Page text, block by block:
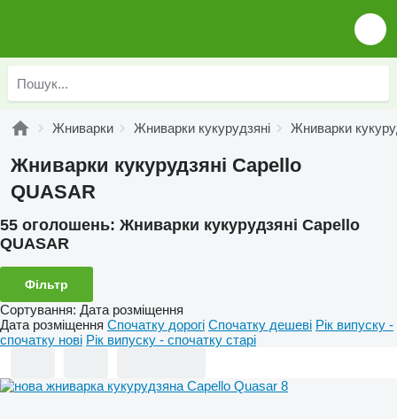
Жниварки Жниварки кукурудзяні Жниварки
Жниварки кукурудзяні Capello
QUASAR
55 оголошень: Жниварки кукурудзяні Capello
QUASAR
Фільтр
Сортування: Дата розміщення
Дата розміщення Спочатку дорогі Спочатку дешеві Рік випуску -
спочатку нові Рік випуску - спочатку старі